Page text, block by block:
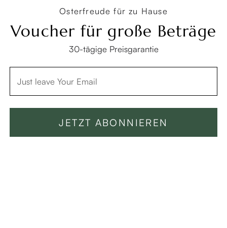
Jetzt kaufen In den Warenkorb -849 €
UNSERE MARKEN
Osterfreude für zu Hause
Voucher für große Beträge
30-tägige Preisgarantie
JETZT ABONNIEREN